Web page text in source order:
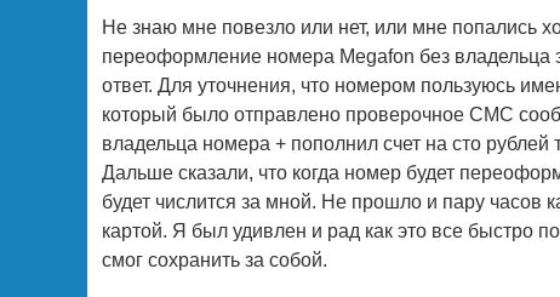
Не знаю мне повезло или нет, или мне
переоформление номера Megafon без
ответ. Для уточнения, что номером пользуюсь
который было отправлено проверочное СМС
владельца номера + пополнил счет на сто рублей
Дальше сказали, что когда номер будет
будет числится за мной. Не прошло и пару часов
картой. Я был удивлен и рад как это все быстро
смог сохранить за собой.